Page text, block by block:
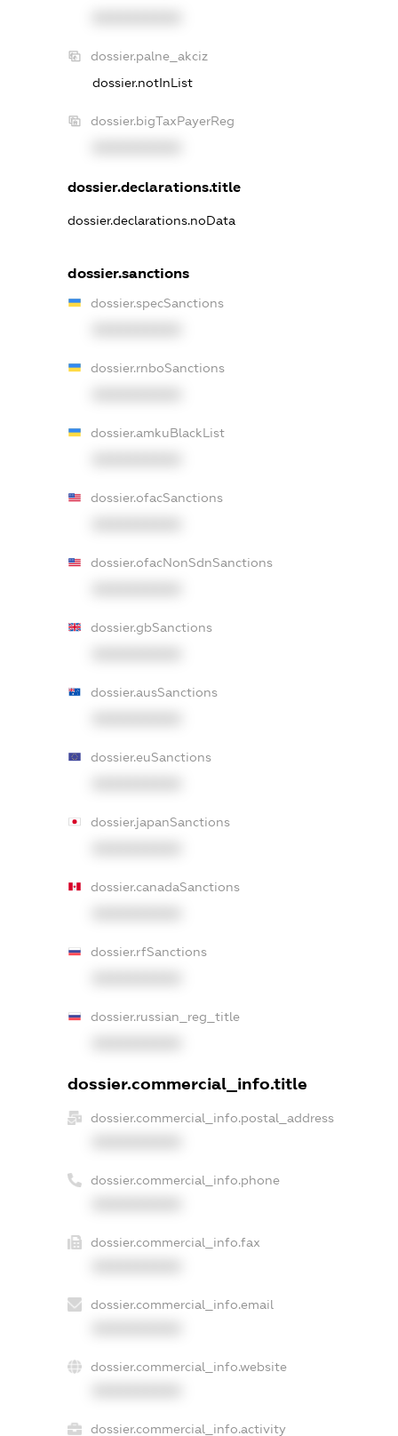
dossier.palne_akciz
dossier.notInList
dossier.bigTaxPayerReg
dossier.declarations.title
dossier.declarations.noData
dossier.sanctions
dossier.specSanctions
dossier.rnboSanctions
dossier.amkuBlackList
dossier.ofacSanctions
dossier.ofacNonSdnSanctions
dossier.gbSanctions
dossier.ausSanctions
dossier.euSanctions
dossier.japanSanctions
dossier.canadaSanctions
dossier.rfSanctions
dossier.russian_reg_title
dossier.commercial_info.title
dossier.commercial_info.postal_address
dossier.commercial_info.phone
dossier.commercial_info.fax
dossier.commercial_info.email
dossier.commercial_info.website
dossier.commercial_info.activity